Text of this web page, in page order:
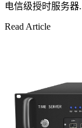
电信级授时服务器
Read Article